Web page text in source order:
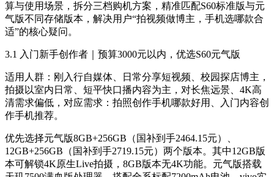
算与使用场景，拆分三档购机方案，精准匹配S60标准版与元
气版不同存储版本，解决用户“拍视频做博主，手机选哪款合
适”的核心疑问。
3.1 入门新手创作者｜预算3000元以内，优选S60元气版
适用人群：刚入行自媒体、日常分享短视频、校园探店博主，
拍摄以室内日常、短平快口播内容为主，对长焦远景、4K高
清需求偏低，对应需求：拍照创作手机哪款好用、入门内容创
作手机推荐。
优先选择元气版8GB+256GB（国补到手2464.15元）、
12GB+256GB（国补到手2719.15元）两个版本。其中12GB版
本可解锁4K原生Live拍摄，8GB版本无4K功能。元气版搭载